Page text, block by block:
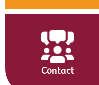
Contact